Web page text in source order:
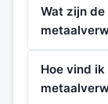
Wat zijn
Hoe vind